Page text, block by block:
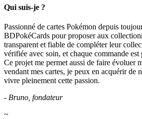
Qui suis-je ?
Passionné de cartes Pokémon depuis
BDPokéCards pour proposer aux
transparent et fiable de compléter leur
vérifiée avec soin, et chaque commande est
Ce projet me permet aussi de faire évoluer
vendant mes cartes, je peux en acquérir de
vivre pleinement cette passion.
- Bruno, fondateur
~